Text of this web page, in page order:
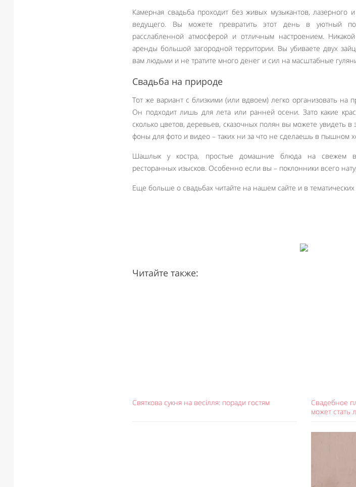
Камерная свадьба проходит без живых музыкантов, лазерного
ведущего. Вы можете превратить этот день в уютный
расслабленной атмосферой и отличным настроением.
аренды большой загородной территории. Вы убиваете двух
вам людьми и не тратите много денег и сил на масштабные
Свадьба на природе
Тот же вариант с близкими (или вдвоем) легко организовать на
Он подходит лишь для лета или ранней осени. Зато какие
сколько цветов, деревьев, сказочных полян вы можете увидеть
фоны для фото и видео – таких ни за что не сделаешь в пышном
Шашлык у костра, простые домашние блюда на свежем
ресторанных изысков. Особенно если вы – поклонники всего
Еще больше о свадьбах читайте на нашем сайте и в тематических
Читайте также:
Святкова сукня на весілля: поради гостям
Свадебное
может стать